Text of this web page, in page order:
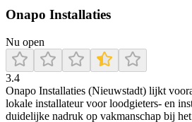
Onapo Installaties
Nu open
3.4
Onapo Installaties (Nieuwstadt) lijkt
lokale installateur voor loodgieters- en
duidelijke nadruk op vakmanschap bij